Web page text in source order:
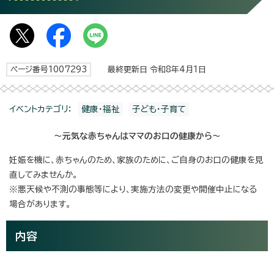
ページ番号1007293 最終更新日 令和8年4月1日
イベントカテゴリ： 健康・福祉 子ども・子育て
～元気な赤ちゃんはママのお口の健康から～
妊娠を機に、赤ちゃんのため、家族のために、ご自身のお口の健康を見
直してみませんか。
※悪天候や不測の事態等により、実施方法の変更や開催中止になる
場合があります。
内容